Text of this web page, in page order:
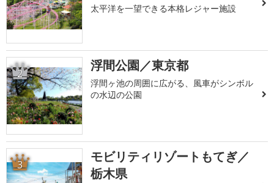
太平洋を一望できる本格レジャー施設
2 浮間公園／東京都
浮間ヶ池の周囲に広がる、風車がシンボル
の水辺の公園
3
モビリティリゾートもてぎ／
栃木県